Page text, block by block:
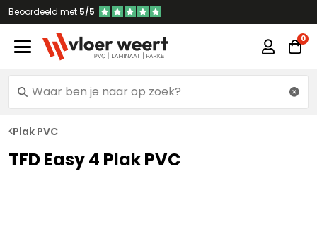
Beoordeeld met 5/5
Plak PVC
TFD Easy 4 Plak PVC